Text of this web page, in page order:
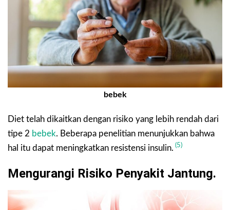
bebek
Diet telah dikaitkan dengan risiko yang lebih rendah dari
tipe 2 bebek. Beberapa penelitian menunjukkan bahwa
hal itu dapat meningkatkan resistensi insulin. (5)
Mengurangi Risiko Penyakit Jantung.